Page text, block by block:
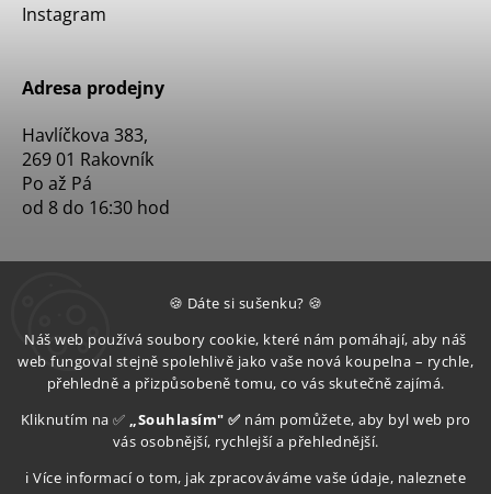
🍪 Dáte si sušenku? 🍪
Náš web používá soubory cookie, které nám pomáhají, aby náš
web fungoval stejně spolehlivě jako vaše nová koupelna – rychle,
přehledně a přizpůsobeně tomu, co vás skutečně zajímá.
Kliknutím na ✅ „Souhlasím" ✅ nám pomůžete, aby byl web pro
vás osobnější, rychlejší a přehlednější.
ℹ️ Více informací o tom, jak zpracováváme vaše údaje, naleznete
Instagram
Adresa prodejny
Havlíčkova 383,
269 01 Rakovník
Po až Pá
od 8 do 16:30 hod